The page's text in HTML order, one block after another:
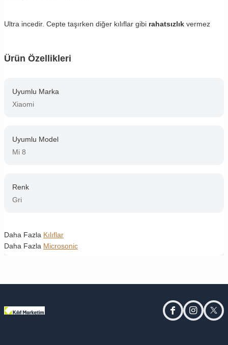
Ultra incedir. Cepte taşırken diğer kılıflar gibi rahatsızlık vermez
Ürün Özellikleri
Uyumlu Marka
Xiaomi
Uyumlu Model
Mi 8
Renk
Gri
Daha Fazla Kılıflar
Daha Fazla Microsonic
facebookinstagram